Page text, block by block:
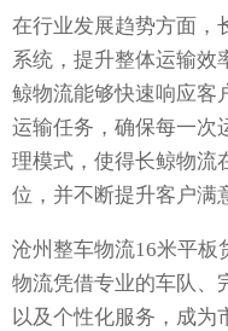
在行业发展趋势方面，
系统，提升整体运输效
鲸物流能够快速响应客
运输任务，确保每一次
理模式，使得长鲸物流
位，并不断提升客户满
沧州整车物流16米平板
物流凭借专业的车队、
以及个性化服务，成为